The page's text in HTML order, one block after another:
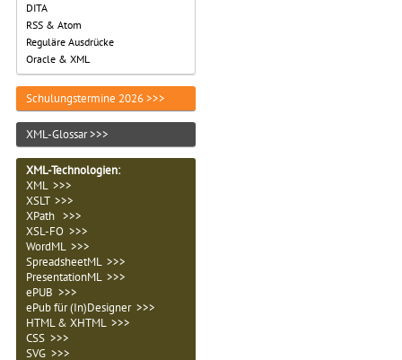
DITA
RSS & Atom
Reguläre Ausdrücke
Oracle & XML
Schulungstermine 2026 >>>
XML-Glossar >>>
XML-Technologien:
XML >>>
XSLT >>>
XPath >>>
XSL-FO >>>
WordML >>>
SpreadsheetML >>>
PresentationML >>>
ePUB >>>
ePub für (In)Designer >>>
HTML & XHTML >>>
CSS >>>
SVG >>>